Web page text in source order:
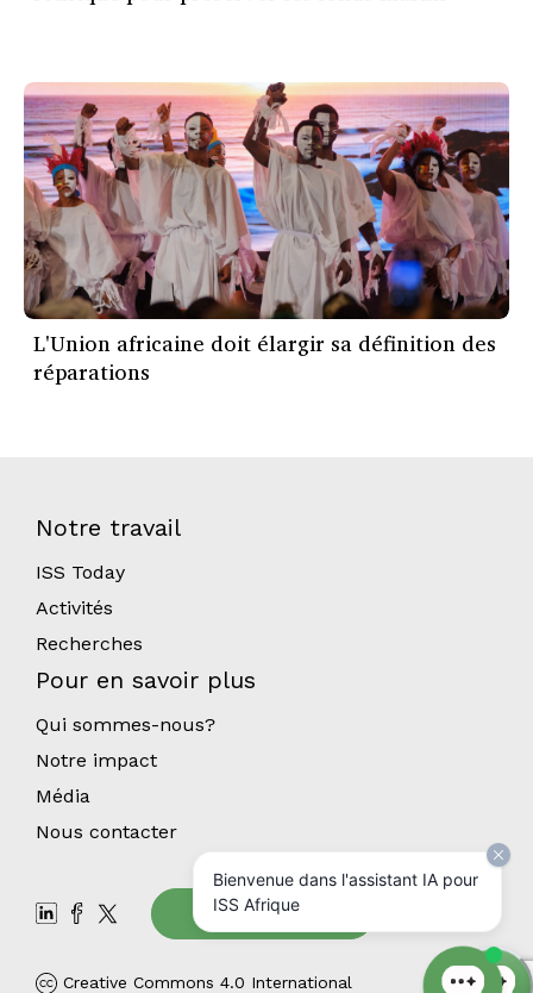
L'Union africaine doit élargir sa définition des
réparations
Notre travail
ISS Today
Activités
Recherches
Pour en savoir plus
Qui sommes-nous?
Notre impact
Média
Nous contacter
Abonnez-vous
Creative Commons 4.0 International
Bienvenue dans l'assistant IA pour
ISS Afrique